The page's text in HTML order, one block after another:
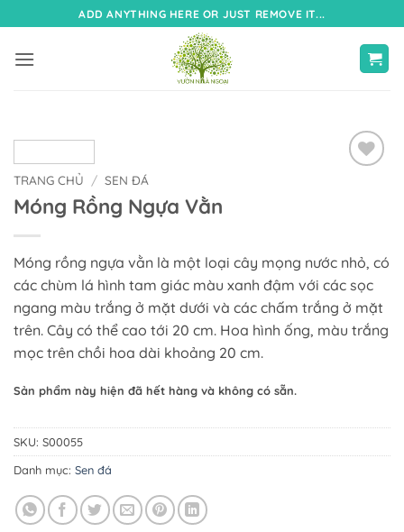
qua
nội
ADD ANYTHING HERE OR JUST REMOVE IT...
TRANG CHỦ / SEN ĐÁ
Móng Rồng Ngựa Vằn
Móng rồng ngựa vằn là một loại cây mọng nước nhỏ, có
các chùm lá hình tam giác màu xanh đậm với các sọc
ngang màu trắng ở mặt dưới và các chấm trắng ở mặt
trên. Cây có thể cao tới 20 cm. Hoa hình ống, màu trắng
mọc trên chồi hoa dài khoảng 20 cm.
Sản phẩm này hiện đã hết hàng và không có sẵn.
SKU: S00055
Danh mục: Sen đá